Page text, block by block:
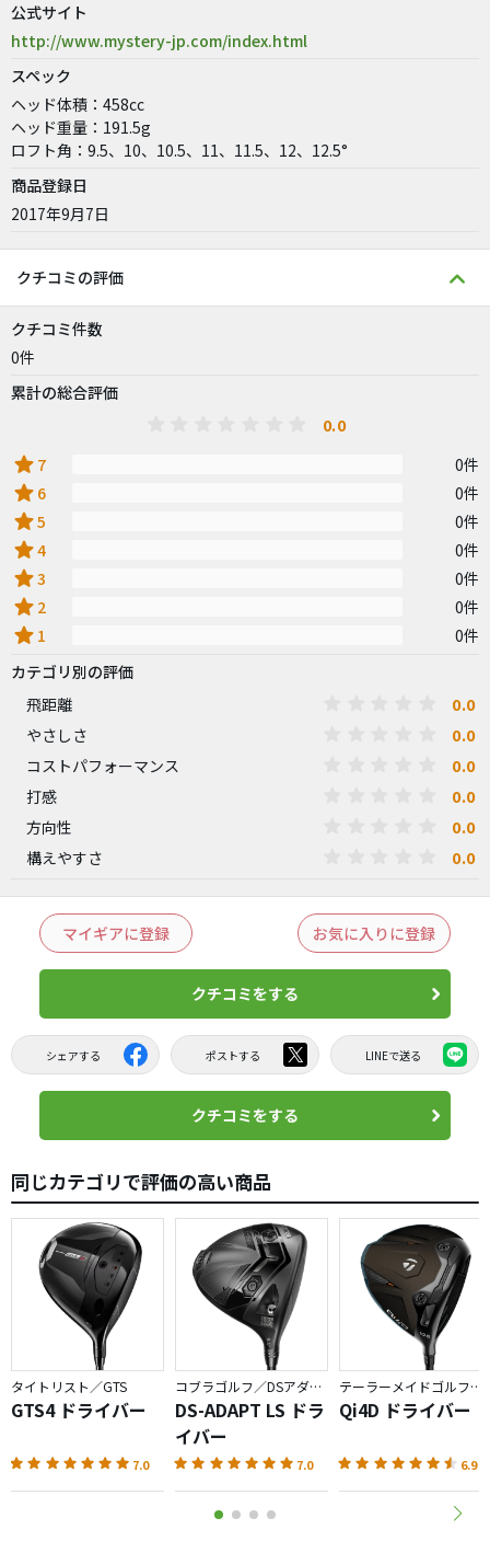
公式サイト
http://www.mystery-jp.com/index.html
スペック
ヘッド体積：458cc
ヘッド重量：191.5g
ロフト角：9.5、10、10.5、11、11.5、12、12.5°
商品登録日
2017年9月7日
クチコミの評価
クチコミ件数
0件
累計の総合評価
0.0
star 7 0件
star 6 0件
star5 0件
star4 0件
star3 0件
star 2 0件
star 1
0件
カテゴリ別の評価
飛距離
0.0
やさしさ 0.0
コストパフォーマンス 0.0
打感 0.0
方向性 0.0
構えやすさ 0.0
マイギアに登録 お気に入りに登録
クチコミをする
シェアする ポストする LINEで送る
クチコミをする
同じカテゴリで評価の高い商品
タイトリスト／GTS
GTS4 ドライバー
7.0
コブラゴルフ／DSアダプト
DS-ADAPT LS ドラ
イバー
7.0
テーラーメイドゴルフ／Qi4D
Qi4D ドライバー
6.9